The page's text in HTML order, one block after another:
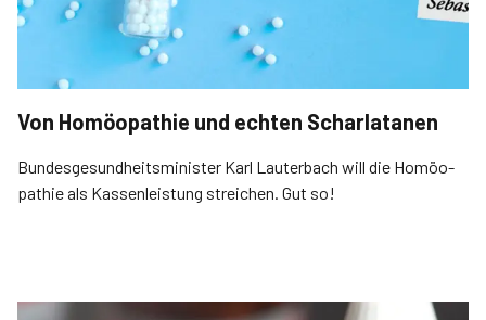
Von Homöopathie und echten Scharlatanen
Bundesgesundheitsminister Karl Lauterbach will die Homöo­
pathie als Kassenleistung streichen. Gut so!